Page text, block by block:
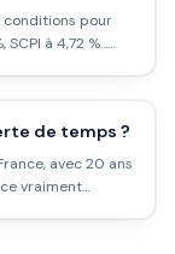
conditions pour
à 4,72 %...
de temps ?
avec 20 ans
vraiment